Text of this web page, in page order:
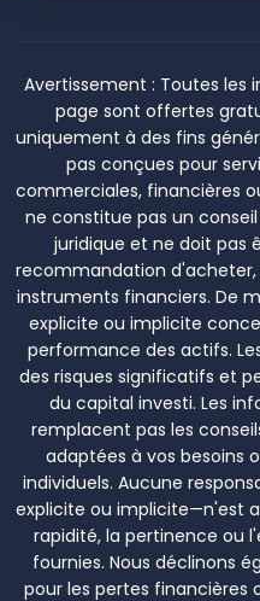
Avertissement : Toutes les
page sont offertes
uniquement à des fins
pas conçues pour
commerciales, financières
ne constitue pas un
juridique et ne doit pas
recommandation d'acheter,
instruments financiers. De
explicite ou implicite
performance des actifs.
des risques significatifs et
du capital investi. Les
remplacent pas les
adaptées à vos besoins
individuels. Aucune
explicite ou implicite—n'est
rapidité, la pertinence ou
fournies. Nous déclinons
pour les pertes financières